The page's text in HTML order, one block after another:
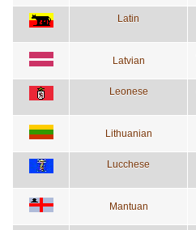
Latin
Latvian
Leonese
Lithuanian
Lucchese
Mantuan